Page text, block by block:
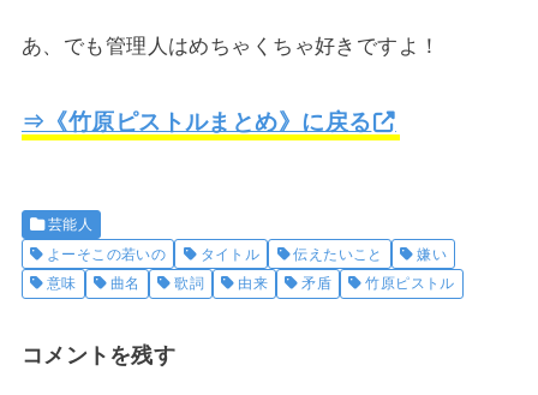
あ、でも管理人はめちゃくちゃ好きですよ！
⇒《竹原ピストルまとめ》に戻る
芸能人
よーそこの若いの
タイトル 伝えたいこと
嫌い
意味
曲名 歌詞 由来 矛盾 竹原ピストル
コメントを残す